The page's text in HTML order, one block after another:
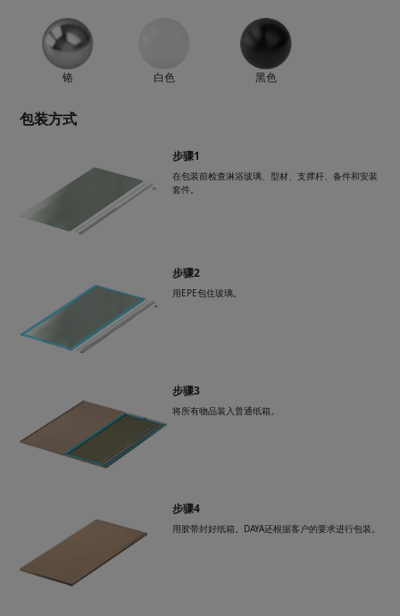
铬 白色 黑色
包装方式
步骤1
在包装前检查淋浴玻璃、型材、支撑杆、备件和安装
套件。
步骤2
用EPE包住玻璃。
步骤3
将所有物品装入普通纸箱。
步骤4
用胶带封好纸箱。DAYA还根据客户的要求进行包装。